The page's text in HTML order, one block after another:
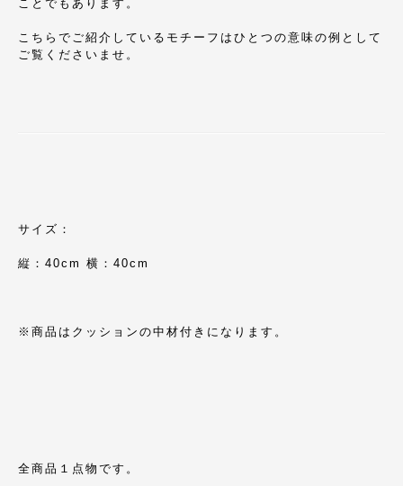
ことでもあります。
こちらでご紹介しているモチーフはひとつの意味の例として
ご覧くださいませ。
サイズ：
縦：40cm 横：40cm
※商品はクッションの中材付きになります。
全商品１点物です。